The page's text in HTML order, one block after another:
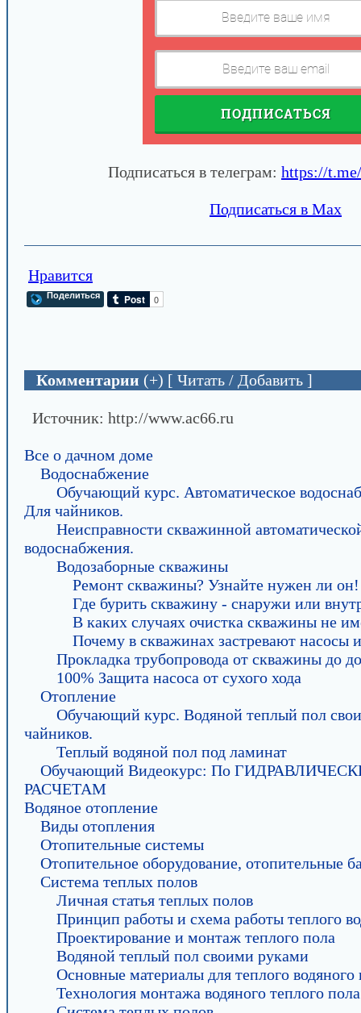
ПОДПИСАТЬСЯ
Подписаться в телеграм: https://
Подписаться в Max
Нравится
Поделиться
Комментарии (+) [ Читать / Добавить ]
Источник: http://www.ac66.ru
Все о дачном доме
Водоснабжение
Обучающий курс. Автоматическое
Для чайников.
Неисправности скважинной
водоснабжения.
Водозаборные скважины
Ремонт скважины? Узнайте нужен ли он!
Где бурить скважину - снаружи или
В каких случаях очистка скважины не
Почему в скважинах застревают насосы
Прокладка трубопровода от скважины до
100% Защита насоса от сухого хода
Отопление
Обучающий курс. Водяной теплый пол
чайников.
Теплый водяной пол под ламинат
Обучающий Видеокурс: По
РАСЧЕТАМ
Водяное отопление
Виды отопления
Отопительные системы
Отопительное оборудование, отопительные
Система теплых полов
Личная статья теплых полов
Принцип работы и схема работы теплого
Проектирование и монтаж теплого пола
Водяной теплый пол своими руками
Основные материалы для теплого водяного
Технология монтажа водяного теплого пола